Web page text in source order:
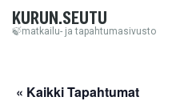
KURUN.SEUTU
🍃matkailu- ja tapahtumasivusto
« Kaikki Tapahtumat